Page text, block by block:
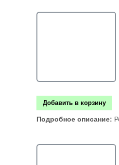
Добавить в корзину
Подробное описание: